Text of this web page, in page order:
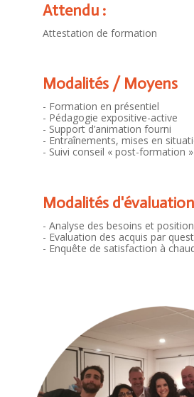
Attendu :
Attestation de formation
Modalités / Moyens
- Formation en présentiel
- Pédagogie expositive-active
- Support d’animation fourni
- Entraînements, mises en
- Suivi conseil « post-formation
Modalités d'évaluation
- Analyse des besoins et
- Evaluation des acquis par
- Enquête de satisfaction à